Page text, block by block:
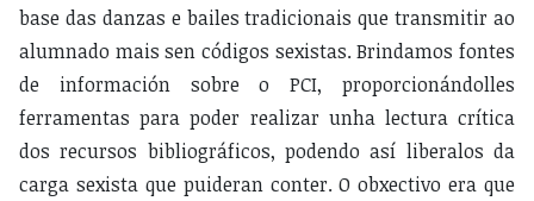
base das danzas e bailes tradicionais que transmitir ao
alumnado mais sen códigos sexistas. Brindamos fontes
de información sobre o PCI, proporcionándolles
ferramentas para poder realizar unha lectura crítica
dos recursos bibliográficos, podendo así liberalos da
carga sexista que puideran conter. O obxectivo era que